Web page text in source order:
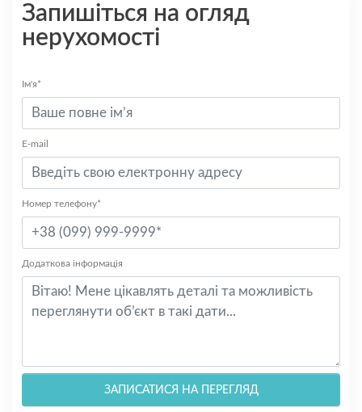
Запишіться на огляд
нерухомості
Ім'я*
E-mail
Номер телефону*
Додаткова інформація
ЗАПИСАТИСЯ НА ПЕРЕГЛЯД